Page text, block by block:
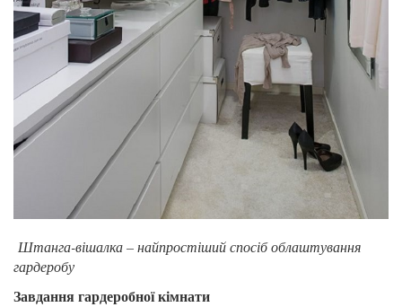
Штанга-вішалка – найпростіший спосіб облаштування
гардеробу
Завдання гардеробної кімнати